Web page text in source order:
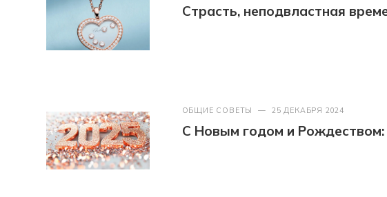
Страсть, неподвластная
ОБЩИЕ СОВЕТЫ — 25 ДЕКАБРЯ 2024
С Новым годом и Рождеством: